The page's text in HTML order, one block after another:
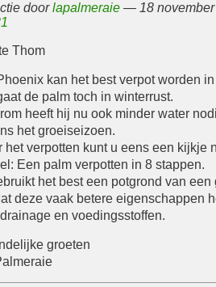
doorlapalmeraie— 18 november
Thom
kan het best verpot worden
de palm toch in winterrust.
heeft hij nu ook minder water
het groeiseizoen.
het verpotten kunt u eens een kijkje
Een palm verpotten in 8 stappen.
het best een potgrond van een
deze vaak betere eigenschappen
en voedingsstoffen.
groeten